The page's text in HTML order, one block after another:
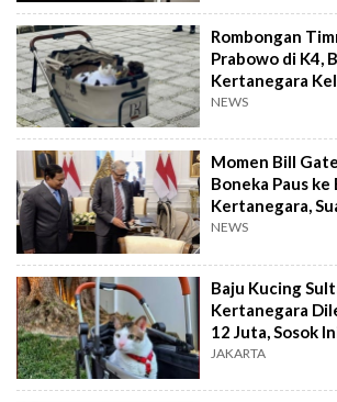
Rombongan
Prabowo di K4,
Kertanegara
jalan Sore
NEWS
Momen Bill
Boneka Paus ke
Kertanegara,
Cair
NEWS
Baju Kucing
Kertanegara
12 Juta, Sosok
JAKARTA